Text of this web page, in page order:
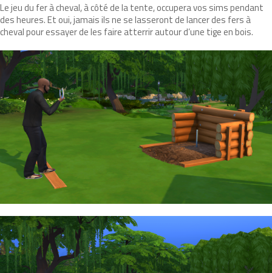
Le jeu du fer à cheval, à côté de la tente, occupera vos sims pendant
des heures. Et oui, jamais ils ne se lasseront de lancer des fers à
cheval pour essayer de les faire atterrir autour d’une tige en bois.